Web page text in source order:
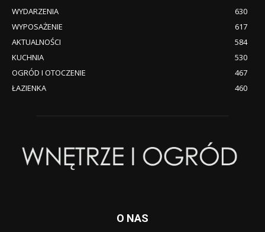
WYDARZENIA
630
WYPOSAŻENIE
617
AKTUALNOŚCI
584
KUCHNIA
530
OGRÓD I OTOCZENIE
467
ŁAZIENKA
460
O NAS